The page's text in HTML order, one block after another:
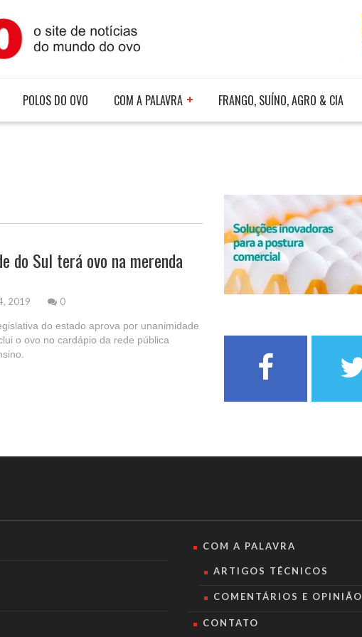
POLOS DO OVO COM A PALAVRA FRANGO, SUÍNO, AGRO & CIA
do Sul terá ovo na merenda
2019 0
do estado aprova por unanimidade
o ovo no cardápio da rede pública
COM A PALAVRA
ARTIGOS TÉCNICOS
COMENTÁRIOS E OPINIÃO
CONTATO